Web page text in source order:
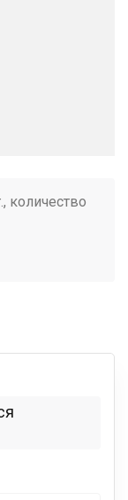
количество